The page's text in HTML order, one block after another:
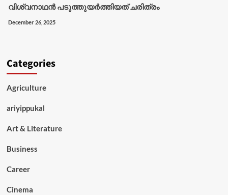
വിശ്വനാഥൻ പടുത്തുയർത്തിയത് ചരിത്രം
December 26, 2025
Categories
Agriculture
ariyippukal
Art & Literature
Business
Career
Cinema